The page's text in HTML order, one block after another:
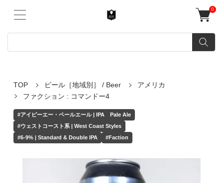
0
TOP ビール［地域別］ / Beer
アメリカ
ファクション : コマンドー4
#アイピーエー・ペールエール | IPA Pale Ale
#ウェストコースト系 | West Coast Styles
#6-9% | Standard & Double IPA
#Faction